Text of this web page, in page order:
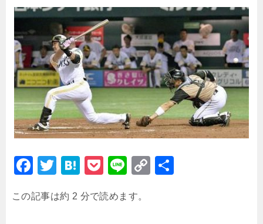
F
c
T
tt
H
e
P
c
Li
e
C
この記事は約 2 分で読めます。